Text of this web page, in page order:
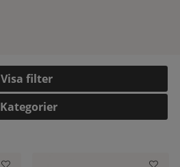
Filtrera
Kategorier